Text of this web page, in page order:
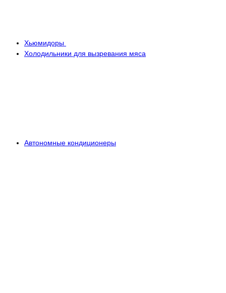
Хьюмидоры
Холодильники для вызревания мяса
Автономные кондиционеры